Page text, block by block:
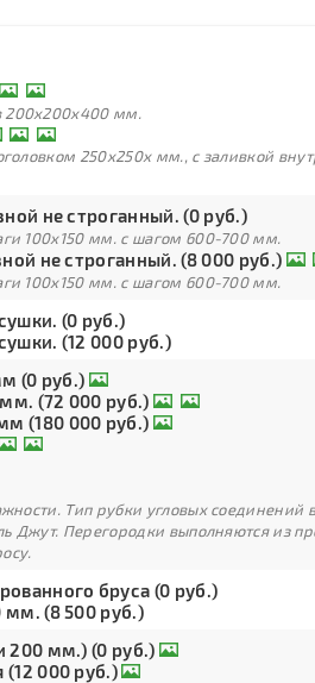
200х200х400 мм.
250х250х мм., с заливкой
не строганный. (0 руб.)
100х150 мм. с шагом 600-700 мм.
не строганный. (8 000 руб.)
100х150 мм. с шагом 600-700 мм.
(0 руб.)
(12 000 руб.)
(0 руб.)
(72 000 руб.)
(180 000 руб.)
Тип рубки угловых соединений
Джут. Перегородки выполняются из
бруса (0 руб.)
мм. (8 500 руб.)
200 мм.) (0 руб.)
(12 000 руб.)